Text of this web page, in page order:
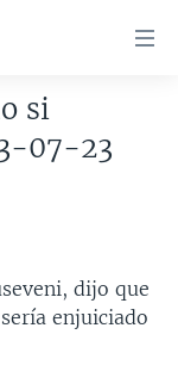
si
07-23
dijo que
enjuiciado